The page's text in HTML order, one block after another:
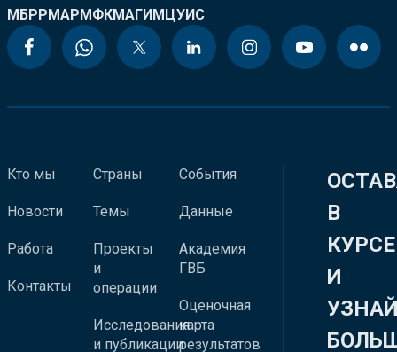
МБРРМАРМФКМАГИМЦУИС
Кто мы
Новости
Работа
Контакты
Страны
Темы
Проекты
и
операции
Исследования
и публикации
События
Данные
Академия
ГВБ
Оценочная
карта
результатов
В
КУРСЕ
И